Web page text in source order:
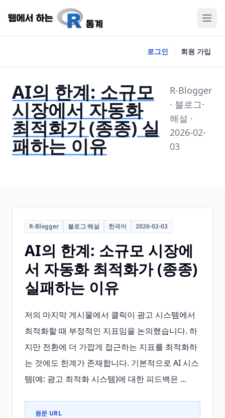
로그인 회원 가입
AI의 한계: 소규모
시장에서 자동화
최적화가 (종종) 실
패하는 이유
R-Blogger
· 블로그·
해설 ·
2026-02-
03
R-Blogger 블로그·해설 한국어 2026-02-03
AI의 한계: 소규모 시장에
서 자동화 최적화가 (종종)
실패하는 이유
저의 마지막 게시물에서 클릭이 광고 시스템에서
최적화할 때 부정적인 지표임을 논의했습니다. 하
지만 전환에 더 가깝게 접근하는 지표를 최적화하
는 것에도 한계가 존재합니다. 기본적으로 AI 시스
템(예: 광고 최적화 시스템)에 대한 피드백은 ...
원문 URL